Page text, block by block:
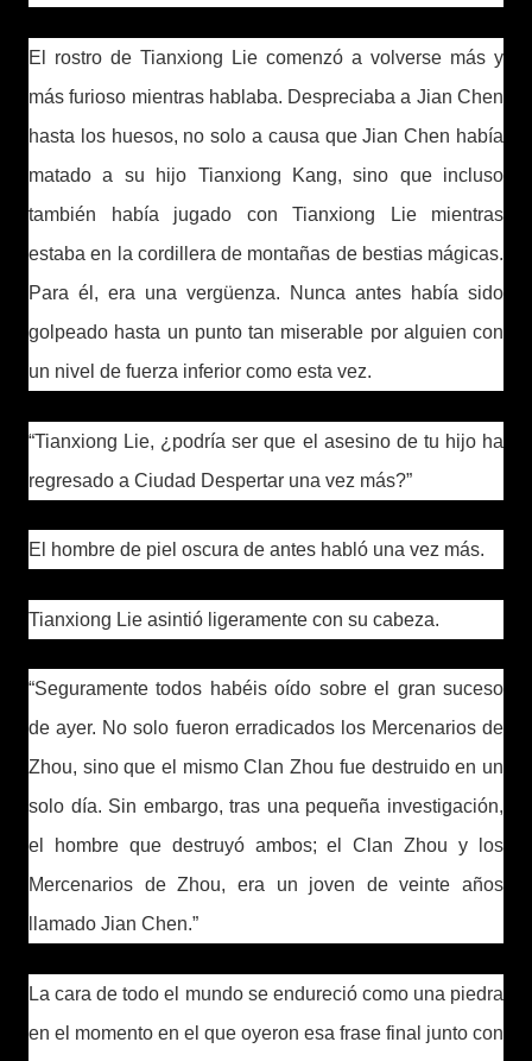
El rostro de Tianxiong Lie comenzó a volverse más y
más furioso mientras hablaba. Despreciaba a Jian Chen
hasta los huesos, no solo a causa que Jian Chen había
matado a su hijo Tianxiong Kang, sino que incluso
también había jugado con Tianxiong Lie mientras
estaba en la cordillera de montañas de bestias mágicas.
Para él, era una vergüenza. Nunca antes había sido
golpeado hasta un punto tan miserable por alguien con
un nivel de fuerza inferior como esta vez.
“Tianxiong Lie, ¿podría ser que el asesino de tu hijo ha
regresado a Ciudad Despertar una vez más?”
El hombre de piel oscura de antes habló una vez más.
Tianxiong Lie asintió ligeramente con su cabeza.
“Seguramente todos habéis oído sobre el gran suceso
de ayer. No solo fueron erradicados los Mercenarios de
Zhou, sino que el mismo Clan Zhou fue destruido en un
solo día. Sin embargo, tras una pequeña investigación,
el hombre que destruyó ambos; el Clan Zhou y los
Mercenarios de Zhou, era un joven de veinte años
llamado Jian Chen.”
La cara de todo el mundo se endureció como una piedra
en el momento en el que oyeron esa frase final junto con